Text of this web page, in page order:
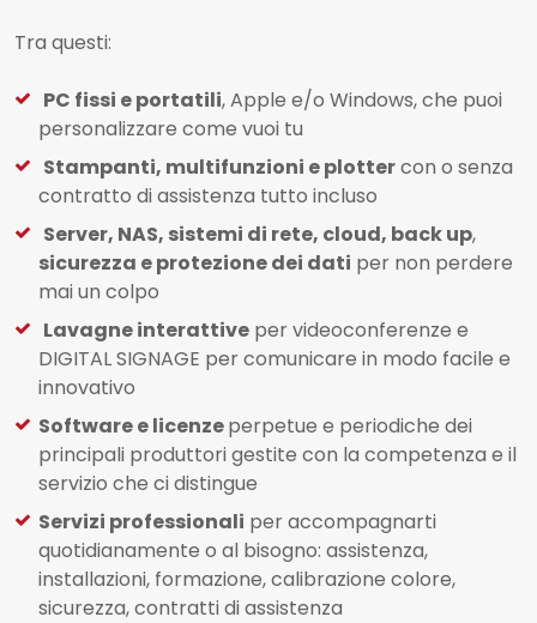
Tra questi:​
PC fissi e portatili, Apple e/o Windows, che puoi
personalizzare come vuoi tu
Stampanti, multifunzioni e plottercon o senza
contratto di assistenza tutto incluso
Server, NAS, sistemi di rete, cloud, back up,
sicurezza e protezione dei dati per non perdere
mai un colpo
Lavagne interattive per videoconferenze e
DIGITAL SIGNAGE per comunicare in modo facile e
innovativo
Software e licenzeperpetue e periodiche dei
principali produttori gestite con la competenza e il
servizio che ci distingue
Servizi professionali per accompagnarti
quotidianamente o al bisogno: assistenza,
installazioni, formazione, calibrazione colore,
sicurezza, contratti di assistenza